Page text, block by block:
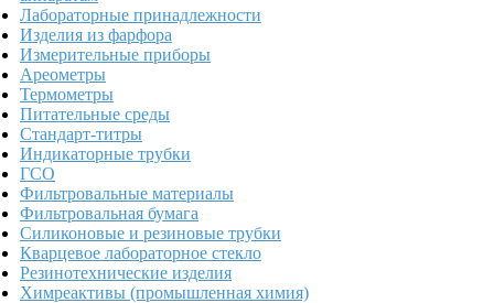
Лабораторные принадлежности
Изделия из фарфора
Измерительные приборы
Ареометры
Термометры
Питательные среды
Стандарт-титры
Индикаторные трубки
ГСО
Фильтровальные материалы
Фильтровальная бумага
Силиконовые и резиновые трубки
Кварцевое лабораторное стекло
Резинотехнические изделия
Химреактивы (промышленная химия)